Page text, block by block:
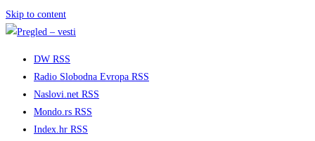
Skip to content
DW RSS
Radio Slobodna Evropa RSS
Naslovi.net RSS
Mondo.rs RSS
Index.hr RSS